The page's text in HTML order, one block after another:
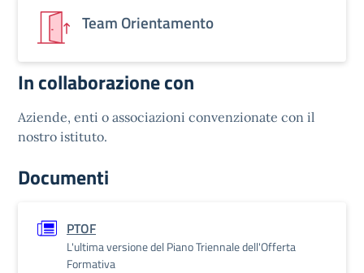
Team Orientamento
In collaborazione con
Aziende, enti o associazioni convenzionate con il
nostro istituto.
Documenti
PTOF
L'ultima versione del Piano Triennale dell'Offerta
Formativa